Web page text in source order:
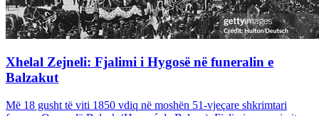
Xhelal Zejneli: Fjalimi i Hygosë në funeralin e
Balzakut
Më 18 gusht të viti 1850 vdiq në moshën 51-vjeçare shkrimtari